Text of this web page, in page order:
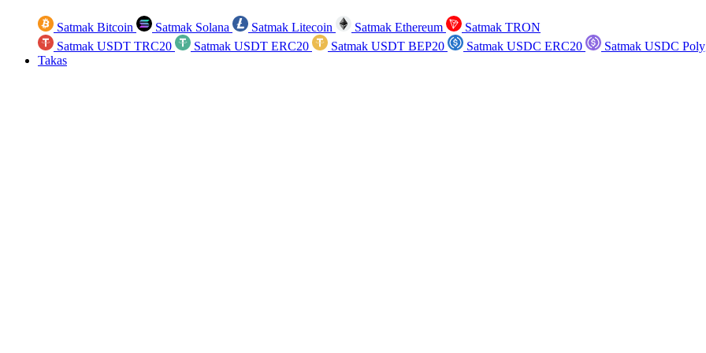
Satmak Bitcoin Satmak Solana Satmak Litecoin Satmak Ethereum
Satmak TRON
Satmak USDT TRC20
Satmak USDT ERC20 Satmak USDT BEP20 Satmak USDC ERC20
Satmak USDC
Takas